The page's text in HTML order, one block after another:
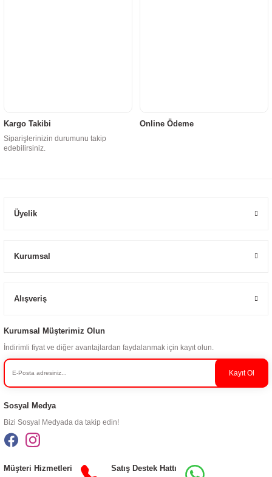
Kargo Takibi
Siparişlerinizin durumunu takip
edebilirsiniz.
Online Ödeme
Üyelik
Kurumsal
Alışveriş
Kurumsal Müşterimiz Olun
İndirimli fiyat ve diğer avantajlardan faydalanmak için kayıt olun.
Kayıt Ol
Sosyal Medya
Bizi Sosyal Medyada da takip edin!
Müşteri Hizmetleri
Satış Destek Hattı